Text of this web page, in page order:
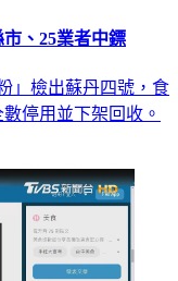
、25業者中鏢
」檢出蘇丹四號，食
停用並下架回收。